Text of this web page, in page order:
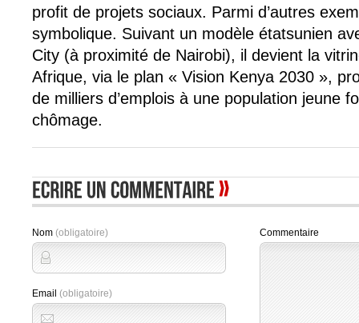
profit de projets sociaux. Parmi d’autres
symbolique. Suivant un modèle étatsunien
City (à proximité de Nairobi), il devient la
Afrique, via le plan « Vision Kenya 2030 »,
de milliers d’emplois à une population jeune
chômage.
Nom (obligatoire)
Email (obligatoire)
Commentaire